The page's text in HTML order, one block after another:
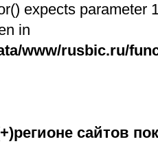
expects parameter
in
www/rusbic.ru/
сайтов